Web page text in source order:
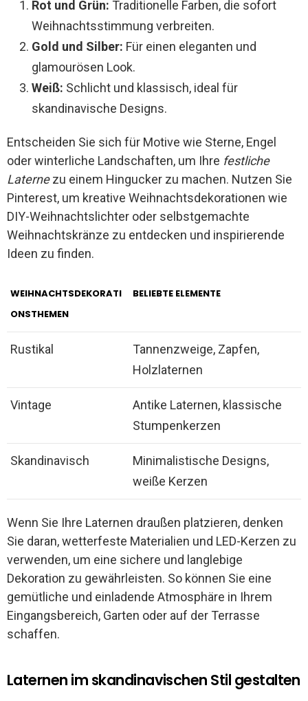
Rot und Grün: Traditionelle Farben, die sofort
Weihnachtsstimmung verbreiten.
Gold und Silber: Für einen eleganten und
glamourösen Look.
Weiß: Schlicht und klassisch, ideal für
skandinavische Designs.
Entscheiden Sie sich für Motive wie Sterne, Engel
oder winterliche Landschaften, um Ihre festliche
Laternezu einem Hingucker zu machen. Nutzen Sie
Pinterest, um kreative Weihnachtsdekorationen wie
DIY-Weihnachtslichter oder selbstgemachte
Weihnachtskränze zu entdecken und inspirierende
Ideen zu finden.
WEIHNACHTSDEKORATI
ONSTHEMEN
BELIEBTE ELEMENTE
Rustikal
Tannenzweige, Zapfen,
Holzlaternen
Vintage
Antike Laternen, klassische
Stumpenkerzen
Skandinavisch
Minimalistische Designs,
weiße Kerzen
Wenn Sie Ihre Laternen draußen platzieren, denken
Sie daran, wetterfeste Materialien und LED-Kerzen zu
verwenden, um eine sichere und langlebige
Dekoration zu gewährleisten. So können Sie eine
gemütliche und einladende Atmosphäre in Ihrem
Eingangsbereich, Garten oder auf der Terrasse
schaffen.
Laternen im skandinavischen Stil gestalten